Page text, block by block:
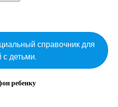
справочник для
детьми.
ребенку